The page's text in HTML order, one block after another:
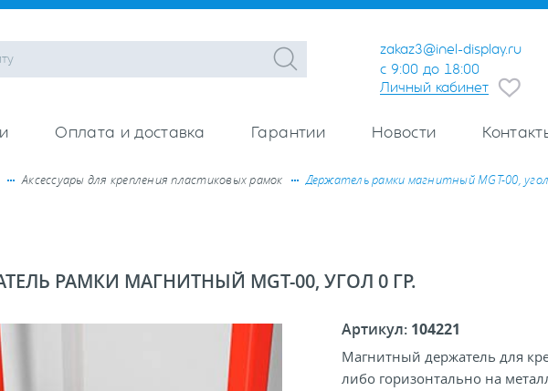
zakaz3@inel-display.ru
с 9:00 до 18:00
Личный кабинет
Оплата и доставка Гарантии Новости
Аксессуары для крепления пластиковых рамок Держатель рамки магнитный MGT-00,
РАМКИ МАГНИТНЫЙ MGT-00, УГОЛ 0 ГР.
Артикул: 104221
Магнитный держатель для
либо горизонтально на